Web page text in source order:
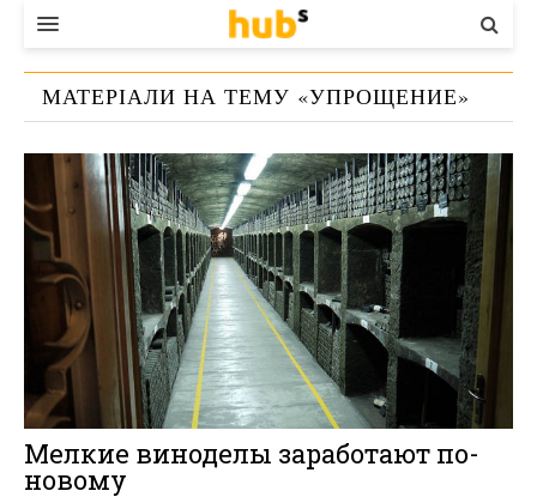
ВЛАДА
ЕКОНОМІКА
БІЗНЕС
СТАРТЕР
КОНТАКТИ
МАТЕРІАЛИ НА ТЕМУ «УПРОЩЕНИЕ»
Мелкие виноделы заработают по-
новому